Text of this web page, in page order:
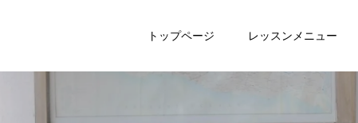
トップページ レッスンメニュー